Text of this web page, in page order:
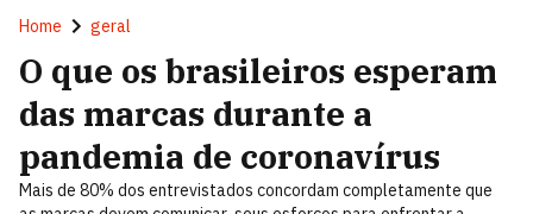
Home geral
O que os brasileiros esperam
das marcas durante a
pandemia de coronavírus
Mais de 80% dos entrevistados concordam completamente que